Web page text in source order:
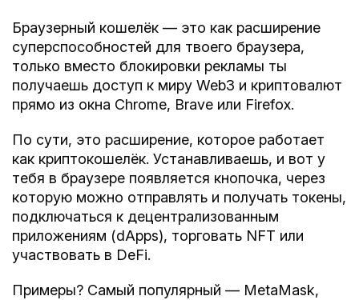
Браузерный кошелёк — это как расширение
суперспособностей для твоего браузера,
только вместо блокировки рекламы ты
получаешь доступ к миру Web3 и криптовалют
прямо из окна Chrome, Brave или Firefox.
По сути, это расширение, которое работает
как криптокошелёк. Устанавливаешь, и вот у
тебя в браузере появляется кнопочка, через
которую можно отправлять и получать токены,
подключаться к децентрализованным
приложениям (dApps), торговать NFT или
участвовать в DeFi.
Примеры? Самый популярный — MetaMask,